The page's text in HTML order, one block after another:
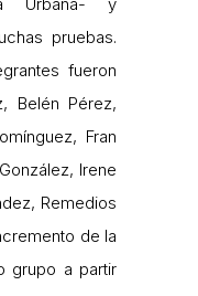
pruebas.
fueron
Belén Pérez,
Fran
Irene
Remedios
de la
grupo a partir